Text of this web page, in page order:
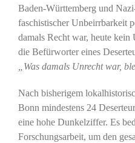
Baden-Württemberg und
faschistischer Unbeirrbarkeit
damals Recht war, heute kein
die Befürworter eines
„Was damals Unrecht war,
Nach bisherigem
Bonn mindestens 24
eine hohe Dunkelziffer. Es
Forschungsarbeit, um den